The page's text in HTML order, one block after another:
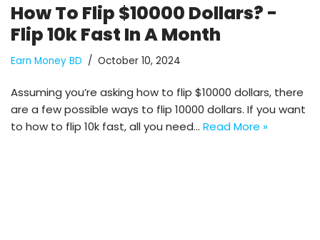
How To Flip $10000 Dollars? -
Flip 10k Fast In A Month
Earn Money BD October 10, 2024
Assuming you’re asking how to flip $10000 dollars, there
are a few possible ways to flip 10000 dollars. If you want
to how to flip 10k fast, all you need… Read More »